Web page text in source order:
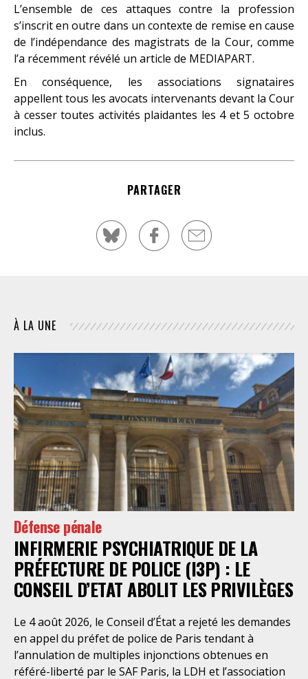
L’ensemble de ces attaques contre la profession
s’inscrit en outre dans un contexte de remise en cause
de l’indépendance des magistrats de la Cour, comme
l’a récemment révélé un article de MEDIAPART.
En conséquence, les associations signataires
appellent tous les avocats intervenants devant la Cour
à cesser toutes activités plaidantes les 4 et 5 octobre
inclus.
PARTAGER
À LA UNE
Défense pénale
INFIRMERIE PSYCHIATRIQUE DE LA
PRÉFECTURE DE POLICE (I3P) : LE
CONSEIL D’ETAT ABOLIT LES PRIVILÈGES
Le 4 août 2026, le Conseil d’État a rejeté les demandes
en appel du préfet de police de Paris tendant à
l’annulation de multiples injonctions obtenues en
référé-liberté par le SAF Paris, la LDH et l’association